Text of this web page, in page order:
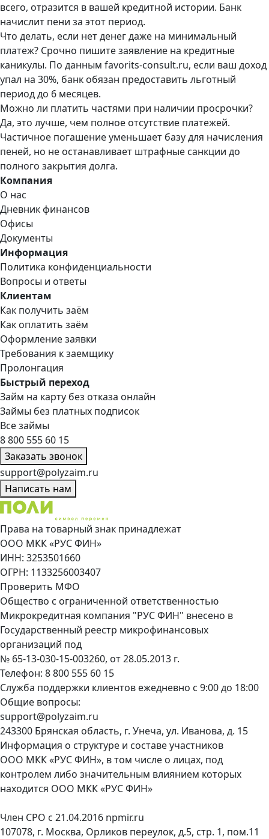
всего, отразится в вашей кредитной истории. Банк
начислит пени за этот период.
Что делать, если нет денег даже на минимальный
платеж? Срочно пишите заявление на кредитные
каникулы. По данным favorits-consult.ru, если ваш доход
упал на 30%, банк обязан предоставить льготный
период до 6 месяцев.
Можно ли платить частями при наличии просрочки?
Да, это лучше, чем полное отсутствие платежей.
Частичное погашение уменьшает базу для начисления
пеней, но не останавливает штрафные санкции до
полного закрытия долга.
Компания
О нас
Дневник финансов
Офисы
Документы
Информация
Политика конфиденциальности
Вопросы и ответы
Клиентам
Как получить заём
Как оплатить заём
Оформление заявки
Требования к заемщику
Пролонгация
Быстрый переход
Займ на карту без отказа онлайн
Займы без платных подписок
Все займы
8 800 555 60 15
Заказать звонок
support@polyzaim.ru
Написать нам
Права на товарный знак принадлежат
ООО МКК «РУС ФИН»
ИНН: 3253501660
ОГРН: 1133256003407
Проверить МФО
Общество с ограниченной ответственностью
Микрокредитная компания "РУС ФИН" внесено в
Государственный реестр микрофинансовых
организаций под
№ 65-13-030-15-003260, от 28.05.2013 г.
Телефон: 8 800 555 60 15
Служба поддержки клиентов ежедневно с 9:00 до 18:00
Общие вопросы:
support@polyzaim.ru
243300 Брянская область, г. Унеча, ул. Иванова, д. 15
Информация о структуре и составе участников
ООО МКК «РУС ФИН», в том числе о лицах, под
контролем либо значительным влиянием которых
находится ООО МКК «РУС ФИН»
Член СРО с 21.04.2016 npmir.ru
107078, г. Москва, Орликов переулок, д.5, стр. 1, пом.11